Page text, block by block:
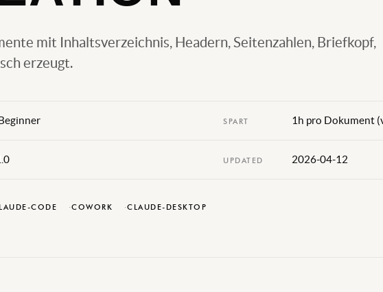
mit Inhaltsverzeichnis, Headern, Seitenzahlen, Briefkopf,
erzeugt.
SPART 1h pro Dokument
UPDATED 2026-04-12
CODE COWORK CLAUDE-DESKTOP